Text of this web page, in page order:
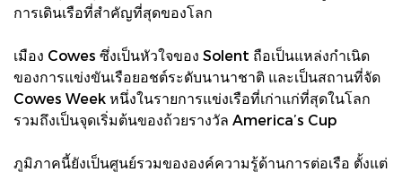
การเดินเรือที่สำคัญที่สุดของโลก
เมือง Cowes ซึ่งเป็นหัวใจของ Solent ถือเป็นแหล่งกำเนิด
ของการแข่งขันเรือยอชต์ระดับนานาชาติ และเป็นสถานที่จัด
Cowes Week หนึ่งในรายการแข่งเรือที่เก่าแก่ที่สุดในโลก
รวมถึงเป็นจุดเริ่มต้นของถ้วยรางวัล America’s Cup
ภูมิภาคนี้ยังเป็นศูนย์รวมขององค์ความรู้ด้านการต่อเรือ ตั้งแต่